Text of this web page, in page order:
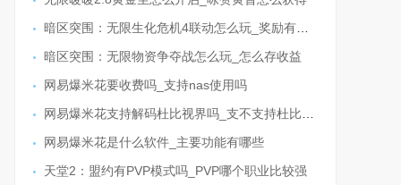
暗区突围：无限生化危机4联动怎么玩_奖励有哪些
暗区突围：无限物资争夺战怎么玩_怎么存收益
网易爆米花要收费吗_支持nas使用吗
网易爆米花支持解码杜比视界吗_支不支持杜比全景声
网易爆米花是什么软件_主要功能有哪些
天堂2：盟约有PVP模式吗_PVP哪个职业比较强